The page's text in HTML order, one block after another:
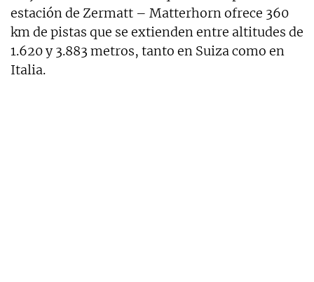
estación de Zermatt – Matterhorn ofrece 360
km de pistas que se extienden entre altitudes de
1.620 y 3.883 metros, tanto en Suiza como en
Italia.